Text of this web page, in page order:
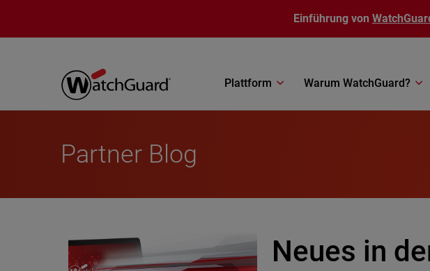
Einführung von
Plattform Warum WatchGuard?
Partner Blog
Neues in